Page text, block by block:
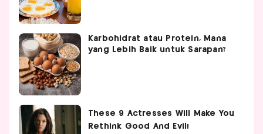
Karbohidrat atau Protein, Mana
yang Lebih Baik untuk Sarapan?